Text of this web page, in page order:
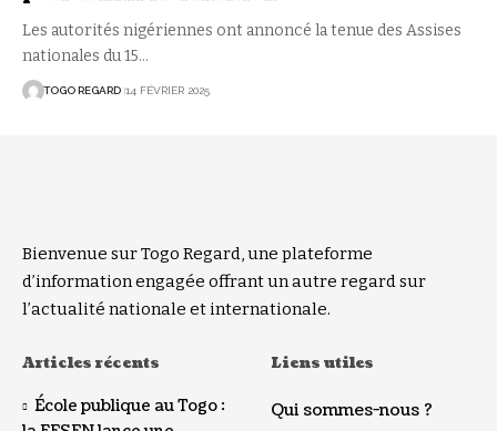
Les autorités nigériennes ont annoncé la tenue des Assises
nationales du 15…
TOGO REGARD 14 FÉVRIER 2025
Bienvenue sur Togo Regard, une plateforme
d’information engagée offrant un autre regard sur
l’actualité nationale et internationale.
Articles récents
École publique au Togo :
Liens utiles
Qui sommes-nous ?